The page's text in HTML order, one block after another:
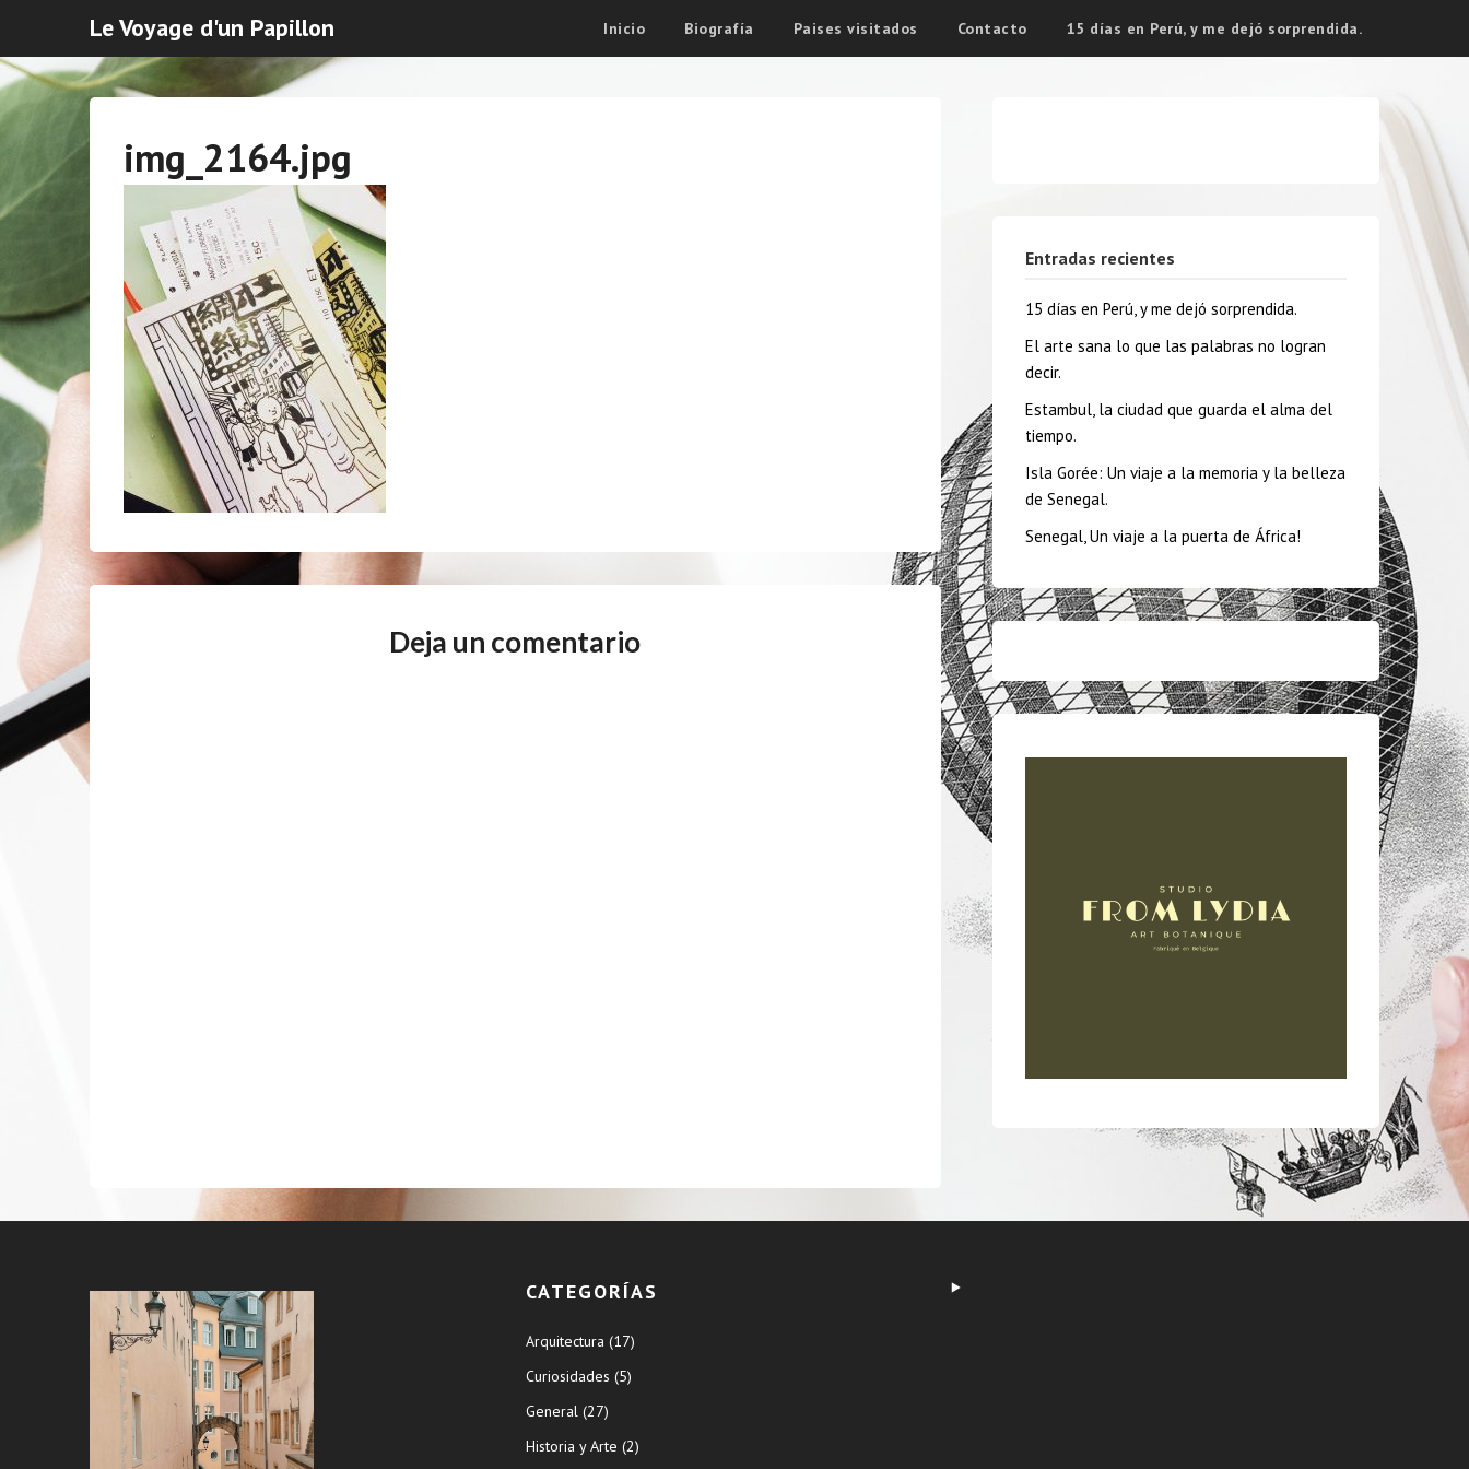
Le Voyage d'un Papillon Inicio Biografía Paises visitados Contacto 15 días en Perú, y me dejó sorprendida.
img_2164.jpg
Deja un comentario
Entradas recientes
15 días en Perú, y me dejó sorprendida.
El arte sana lo que las palabras no logran
decir.
Estambul, la ciudad que guarda el alma del
tiempo.
Isla Gorée: Un viaje a la memoria y la belleza
de Senegal.
Senegal, Un viaje a la puerta de África!
CATEGORÍAS
Arquitectura (17)
Curiosidades (5)
General (27)
Historia y Arte (2)